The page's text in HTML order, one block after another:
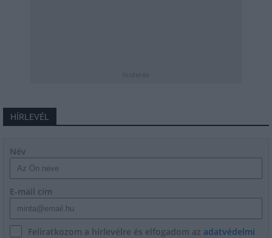
HÍRLEVÉL
Név
E-mail cím
Feliratkozom a hírlevélre és elfogadom az adatvédelmi